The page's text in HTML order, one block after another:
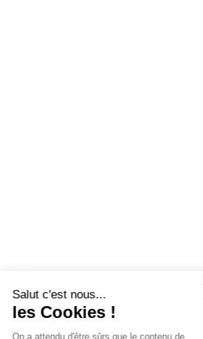
Salut c'est nous...
les Cookies !
On a attendu d'être sûrs que le contenu de